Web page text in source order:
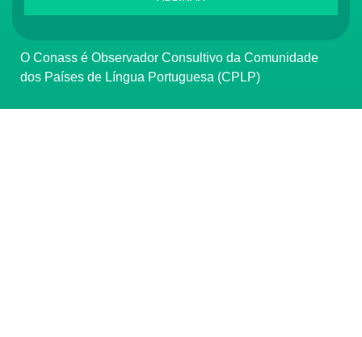
O Conass é Observador Consultivo da Comunidade
dos Países de Língua Portuguesa (CPLP)